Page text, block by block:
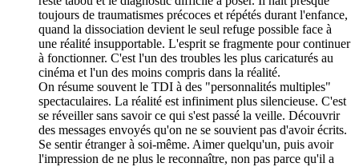
toujours de traumatismes précoces et répétés durant l'enfance,
quand la dissociation devient le seul refuge possible face à
une réalité insupportable. L'esprit se fragmente pour continuer
à fonctionner. C'est l'un des troubles les plus caricaturés au
cinéma et l'un des moins compris dans la réalité.
On résume souvent le TDI à des "personnalités multiples"
spectaculaires. La réalité est infiniment plus silencieuse. C'est
se réveiller sans savoir ce qui s'est passé la veille. Découvrir
des messages envoyés qu'on ne se souvient pas d'avoir écrits.
Se sentir étranger à soi-même. Aimer quelqu'un, puis avoir
l'impression de ne plus le reconnaître, non pas parce qu'il a